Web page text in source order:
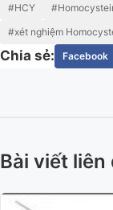
#HCY
#xét nghiệm
Chia sẻ: Facebook
Bài viết liên